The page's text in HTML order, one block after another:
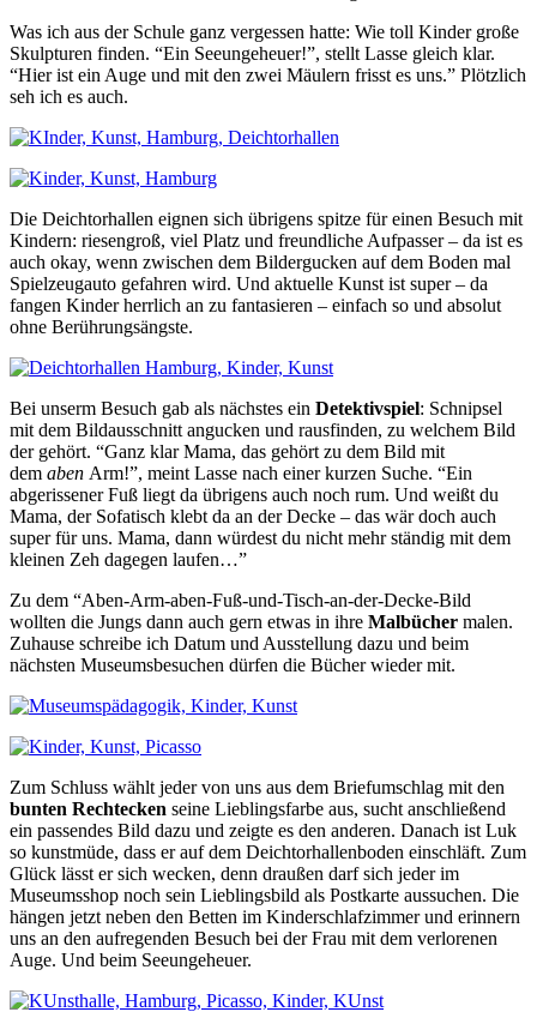
Was ich aus der Schule ganz vergessen hatte: Wie toll Kinder große
Skulpturen finden. “Ein Seeungeheuer!”, stellt Lasse gleich klar.
“Hier ist ein Auge und mit den zwei Mäulern frisst es uns.” Plötzlich
seh ich es auch.
Die Deichtorhallen eignen sich übrigens spitze für einen Besuch mit
Kindern: riesengroß, viel Platz und freundliche Aufpasser – da ist es
auch okay, wenn zwischen dem Bildergucken auf dem Boden mal
Spielzeugauto gefahren wird. Und aktuelle Kunst ist super – da
fangen Kinder herrlich an zu fantasieren – einfach so und absolut
ohne Berührungsängste.
Bei unserm Besuch gab als nächstes ein Detektivspiel: Schnipsel
mit dem Bildausschnitt angucken und rausfinden, zu welchem Bild
der gehört. “Ganz klar Mama, das gehört zu dem Bild mit
dem aben Arm!”, meint Lasse nach einer kurzen Suche. “Ein
abgerissener Fuß liegt da übrigens auch noch rum. Und weißt du
Mama, der Sofatisch klebt da an der Decke – das wär doch auch
super für uns. Mama, dann würdest du nicht mehr ständig mit dem
kleinen Zeh dagegen laufen…”
Zu dem “Aben-Arm-aben-Fuß-und-Tisch-an-der-Decke-Bild
wollten die Jungs dann auch gern etwas in ihre Malbücher malen.
Zuhause schreibe ich Datum und Ausstellung dazu und beim
nächsten Museumsbesuchen dürfen die Bücher wieder mit.
Zum Schluss wählt jeder von uns aus dem Briefumschlag mit den
bunten Rechtecken seine Lieblingsfarbe aus, sucht anschließend
ein passendes Bild dazu und zeigte es den anderen. Danach ist Luk
so kunstmüde, dass er auf dem Deichtorhallenboden einschläft. Zum
Glück lässt er sich wecken, denn draußen darf sich jeder im
Museumsshop noch sein Lieblingsbild als Postkarte aussuchen. Die
hängen jetzt neben den Betten im Kinderschlafzimmer und erinnern
uns an den aufregenden Besuch bei der Frau mit dem verlorenen
Auge. Und beim Seeungeheuer.